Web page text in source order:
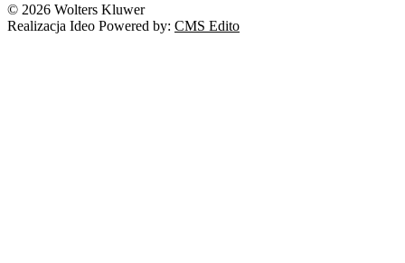
© 2026 Wolters Kluwer
Realizacja Ideo Powered by: CMS Edito